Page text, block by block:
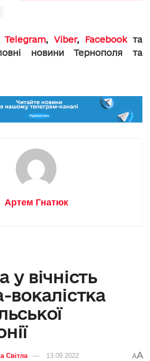
Telegram, Viber, Facebookта
новини Тернополя та
Артем Гнатюк
у вічність
вокалістка
Світла 13.09.2022 AA